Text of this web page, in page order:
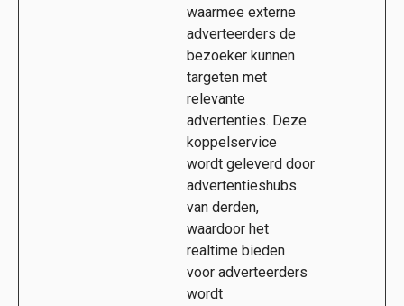
waarmee externe
adverteerders de
bezoeker kunnen
targeten met
relevante
advertenties. Deze
koppelservice
wordt geleverd door
advertentieshubs
van derden,
waardoor het
realtime bieden
voor adverteerders
wordt